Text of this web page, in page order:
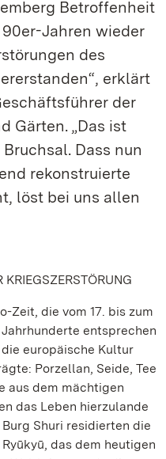
Betroffenheit
90er-Jahren wieder
des
erklärt
der
Gärten. „Das ist
Dass nun
rekonstruierte
löst bei uns allen
KRIEGSZERSTÖRUNG
Zeit, die vom 17. bis zum
entsprechen
europäische Kultur
Porzellan, Seide, Tee
aus dem mächtigen
das Leben hierzulande
Shuri residierten die
das dem heutigen